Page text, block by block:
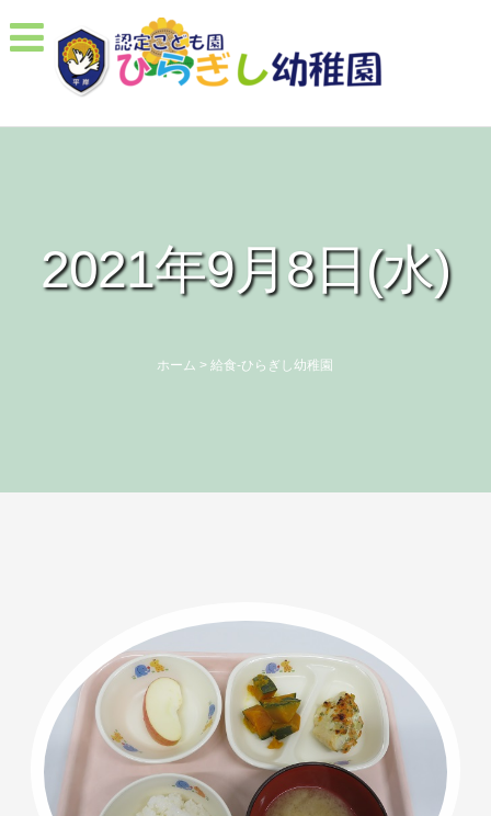
2021年9月8日(水)
ホーム >給食-ひらぎし幼稚園